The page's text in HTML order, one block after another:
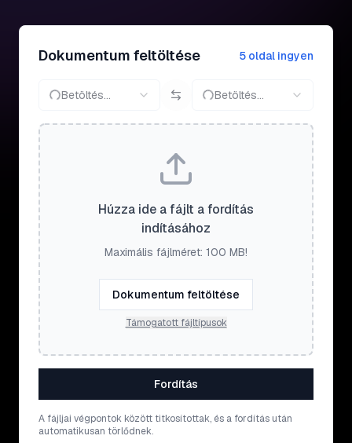
Dokumentum feltöltése 5 oldal ingyen
Betöltés... Betöltés...
Húzza ide a fájlt a fordítás
indításához
Maximális fájlméret: 100 MB!
Dokumentum feltöltése
Támogatott fájltípusok
Fordítás
A fájljai végpontok között titkosítottak, és a fordítás után
automatikusan törlődnek.